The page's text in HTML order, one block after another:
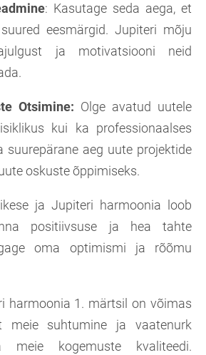
: Kasutage seda aega, et
eesmärgid. Jupiteri mõju
ja motivatsiooni neid
Otsimine: Olge avatud uutele
kui ka professionaalses
suurepärane aeg uute projektide
oskuste õppimiseks.
ja Jupiteri harmoonia loob
positiivsuse ja hea tahte
oma optimismi ja rõõmu
harmoonia 1. märtsil on võimas
meie suhtumine ja vaatenurk
meie kogemuste kvaliteedi.